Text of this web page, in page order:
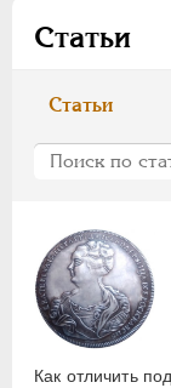
Статьи
Статьи
Как отличить
ЕКАТЕРИНА I
АННА
ЕЛИЗАВЕТА
ЕКАТЕРИНА II
ПАВЕЛ I 1796-
АЛЕКСАНДР I
НИКОЛАЙ I
АЛЕКСАНДР II